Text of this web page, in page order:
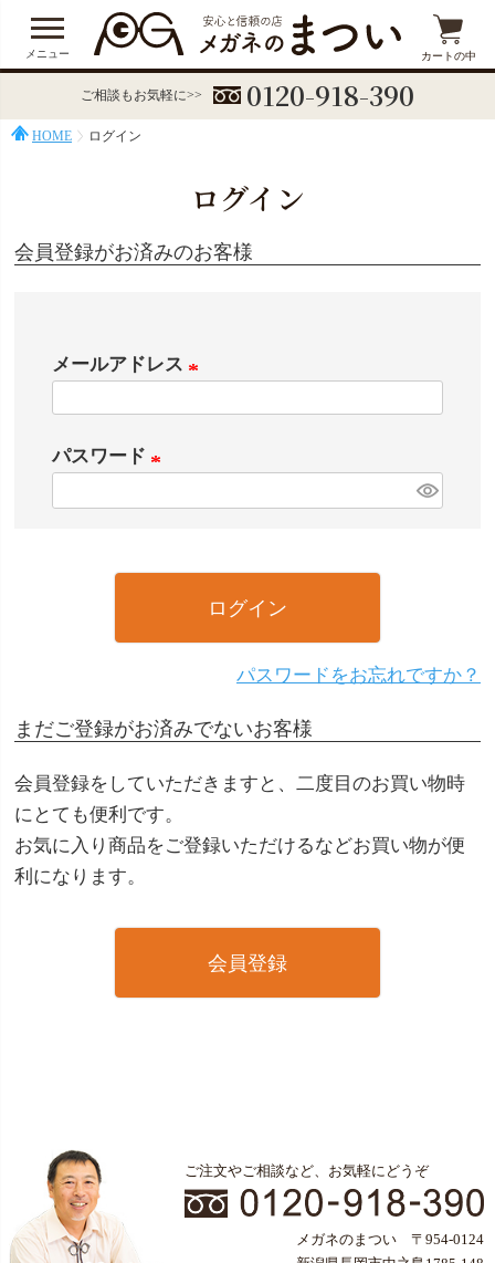
メニュー カートの中
ご相談もお気軽に>> 0120-918-390
HOME ログイン
ログイン
会員登録がお済みのお客様
メールアドレス
パスワード
ログイン
パスワードをお忘れですか？
まだご登録がお済みでないお客様
会員登録をしていただきますと、二度目のお買い物時
にとても便利です。
お気に入り商品をご登録いただけるなどお買い物が便
利になります。
会員登録
ご注文やご相談など、お気軽にどうぞ
メガネのまつい 〒954-0124